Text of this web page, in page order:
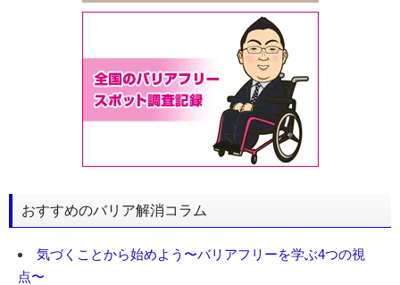
おすすめのバリア解消コラム
気づくことから始めよう〜バリアフリーを学ぶ4つの視
点〜